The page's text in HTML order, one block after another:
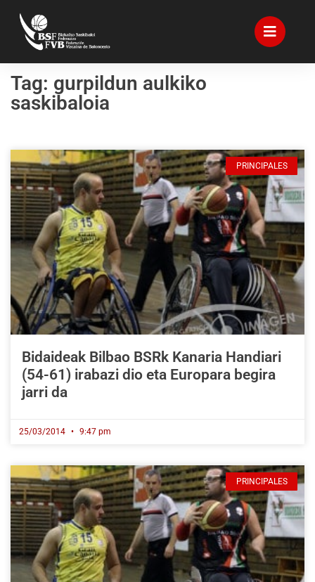
Tag: gurpildun aulkiko
saskibaloia
PRINCIPALES
Bidaideak Bilbao BSRk Kanaria Handiari
(54-61) irabazi dio eta Europara begira
jarri da
25/03/2014 9:47 pm
PRINCIPALES